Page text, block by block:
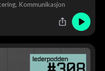
Kommunikasjon